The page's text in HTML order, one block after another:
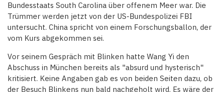
Bundesstaats South Carolina über offenem Meer war. Die
Trümmer werden jetzt von der US-Bundespolizei FBI
untersucht. China spricht von einem Forschungsballon, der
vom Kurs abgekommen sei.
Vor seinem Gespräch mit Blinken hatte Wang Yi den
Abschuss in München bereits als "absurd und hysterisch"
kritisiert. Keine Angaben gab es von beiden Seiten dazu, ob
der Besuch Blinkens nun bald nachgeholt wird. Es wäre der